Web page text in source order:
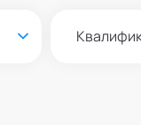
контактные